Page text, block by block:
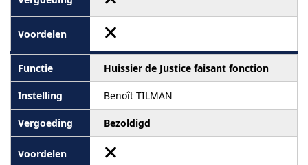
Huissier de Justice faisant fonction
Benoît TILMAN
Bezoldigd